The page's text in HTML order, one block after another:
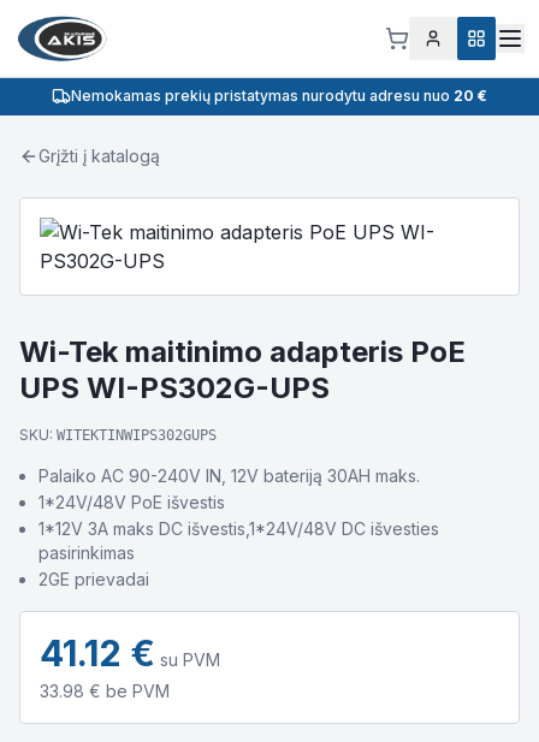
Nemokamas prekių pristatymas nurodytu adresu nuo 20 €
Grįžti į katalogą
Wi-Tek maitinimo adapteris PoE
UPS WI-PS302G-UPS
SKU: WITEKTINWIPS302GUPS
Palaiko AC 90-240V IN, 12V bateriją 30AH maks.
1*24V/48V PoE išvestis
1*12V 3A maks DC išvestis,1*24V/48V DC išvesties
pasirinkimas
2GE prievadai
41.12 € su PVM
33.98 € be PVM